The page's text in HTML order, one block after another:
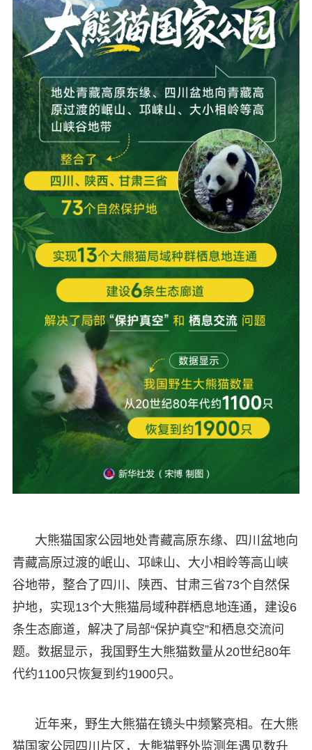
大熊猫国家公园地处青藏高原东缘、四川盆地向
青藏高原过渡的岷山、邛崃山、大小相岭等高山峡
谷地带，整合了四川、陕西、甘肃三省73个自然保
护地，实现13个大熊猫局域种群栖息地连通，建设6
条生态廊道，解决了局部“保护真空”和栖息交流问
题。数据显示，我国野生大熊猫数量从20世纪80年
代约1100只恢复到约1900只。
近年来，野生大熊猫在镜头中频繁亮相。在大熊
猫国家公园四川片区，大熊猫野外监测年遇见数升